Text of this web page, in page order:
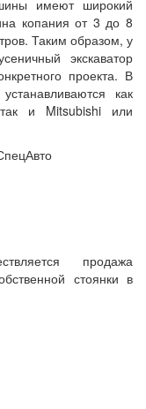
имеют широкий
копания от 3 до 8
Таким образом, у
экскаватор
проекта. В
как
так и Mitsubishi или
продажа
стоянки в